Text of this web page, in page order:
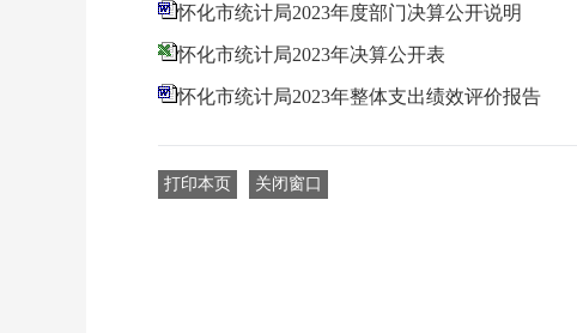
怀化市统计局2023年度部门决算公开说明
怀化市统计局2023年决算公开表
怀化市统计局2023年整体支出绩效评价报告
打印本页 关闭窗口